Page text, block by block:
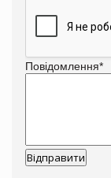
Повідомлення*